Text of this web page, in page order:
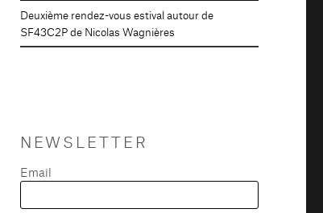
Deuxième rendez-vous estival autour de
SF43C2P de Nicolas Wagnières
NEWSLETTER
Email